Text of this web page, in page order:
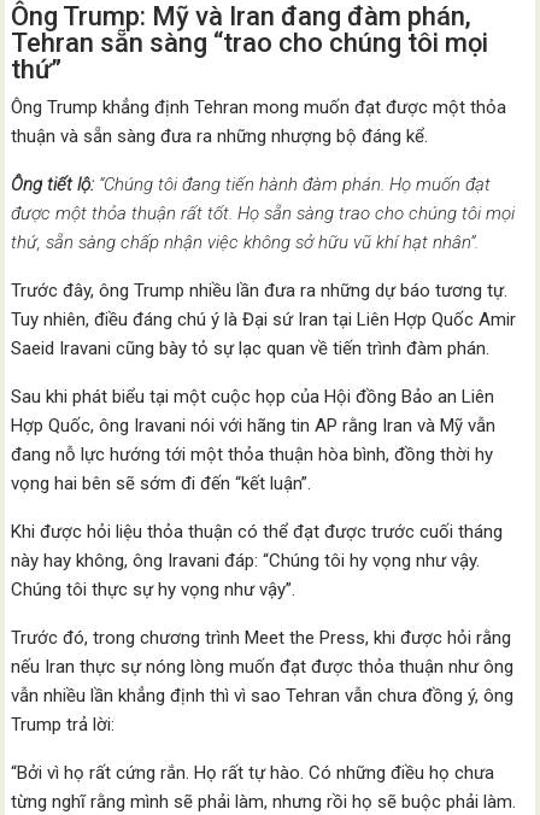
Ông Trump: Mỹ và Iran đang đàm phán,
Tehran sẵn sàng “trao cho chúng tôi mọi
thứ”
Ông Trump khẳng định Tehran mong muốn đạt được một thỏa
thuận và sẵn sàng đưa ra những nhượng bộ đáng kể.
Ông tiết lộ: “Chúng tôi đang tiến hành đàm phán. Họ muốn đạt
được một thỏa thuận rất tốt. Họ sẵn sàng trao cho chúng tôi mọi
thứ, sẵn sàng chấp nhận việc không sở hữu vũ khí hạt nhân”.
Trước đây, ông Trump nhiều lần đưa ra những dự báo tương tự.
Tuy nhiên, điều đáng chú ý là Đại sứ Iran tại Liên Hợp Quốc Amir
Saeid Iravani cũng bày tỏ sự lạc quan về tiến trình đàm phán.
Sau khi phát biểu tại một cuộc họp của Hội đồng Bảo an Liên
Hợp Quốc, ông Iravani nói với hãng tin AP rằng Iran và Mỹ vẫn
đang nỗ lực hướng tới một thỏa thuận hòa bình, đồng thời hy
vọng hai bên sẽ sớm đi đến “kết luận”.
Khi được hỏi liệu thỏa thuận có thể đạt được trước cuối tháng
này hay không, ông Iravani đáp: “Chúng tôi hy vọng như vậy.
Chúng tôi thực sự hy vọng như vậy”.
Trước đó, trong chương trình Meet the Press, khi được hỏi rằng
nếu Iran thực sự nóng lòng muốn đạt được thỏa thuận như ông
vẫn nhiều lần khẳng định thì vì sao Tehran vẫn chưa đồng ý, ông
Trump trả lời:
“Bởi vì họ rất cứng rắn. Họ rất tự hào. Có những điều họ chưa
từng nghĩ rằng mình sẽ phải làm, nhưng rồi họ sẽ buộc phải làm.